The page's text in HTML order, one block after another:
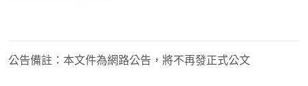
公告備註： 本文件為網路公告，將不再發正式公文